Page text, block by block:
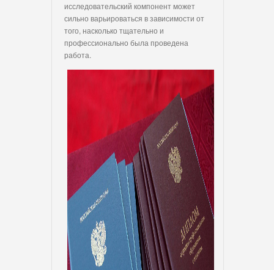
исследовательский компонент может
сильно варьироваться в зависимости от
того, насколько тщательно и
профессионально была проведена
работа.